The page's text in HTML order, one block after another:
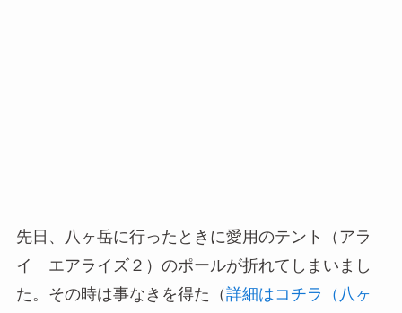
先日、八ヶ岳に行ったときに愛用のテント（アラ
イ エアライズ２）のポールが折れてしまいまし
た。その時は事なきを得た（詳細はコチラ（八ヶ